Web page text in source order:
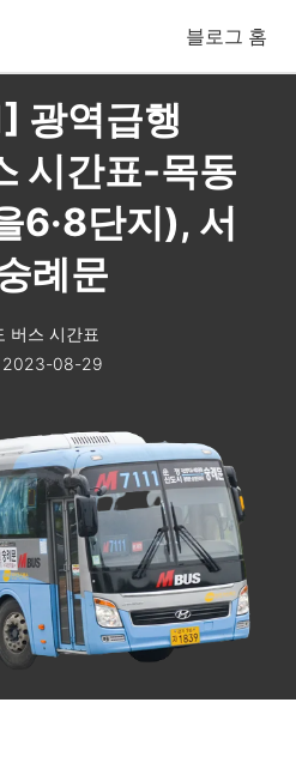
블로그 홈
광역급행
시간표-목동
6·8단지), 서
례문
버스 시간표
2023-08-29